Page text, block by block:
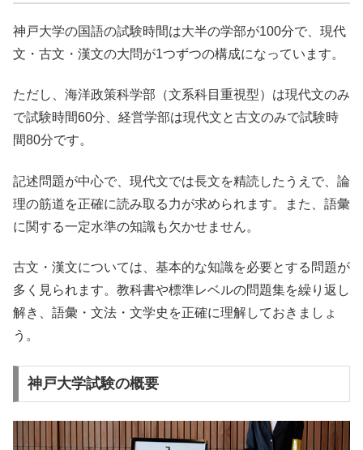
神戸大学の国語の試験時間は大半の学部が100分で、現代
文・古文・漢文の大問が1つずつの構成になっています。
ただし、海洋政策科学部（文系科目重視型）は現代文のみ
で試験時間60分、経営学部は現代文と古文のみで試験時
間80分です。
記述問題が中心で、現代文では長文を精読したうえで、論
理の筋道を正確に読み取る力が求められます。また、語彙
に関する一定水準の知識も欠かせません。
古文・漢文については、基本的な知識を必要とする問題が
多く見られます。教科書や標準レベルの問題集を繰り返し
解き、語彙・文法・文学史を正確に理解しておきましょ
う。
神戸大学試験の概要